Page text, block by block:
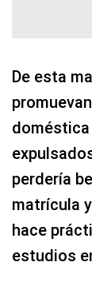
De esta
perdería
matrícula
hace
estudios